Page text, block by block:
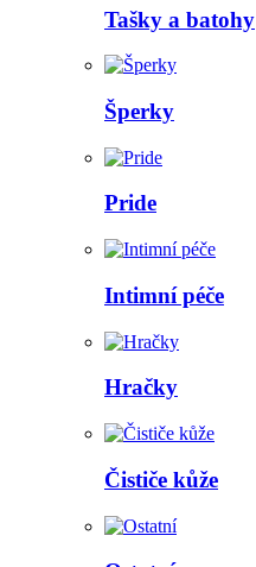
Tašky a batohy
Šperky
Pride
Intimní péče
Hračky
Čističe kůže